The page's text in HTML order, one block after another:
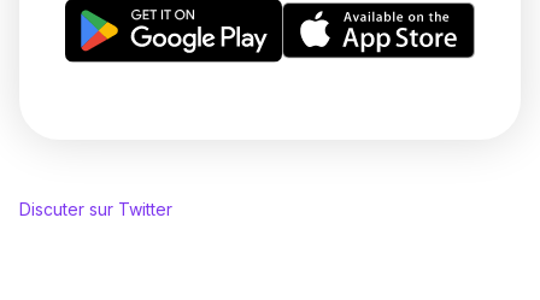
Discuter sur Twitter